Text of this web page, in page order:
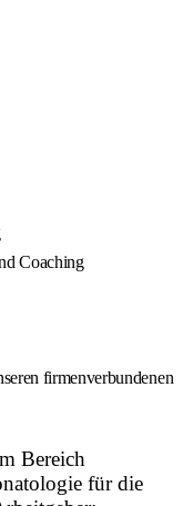
Coaching
firmenverbundenen
Bereich
für die